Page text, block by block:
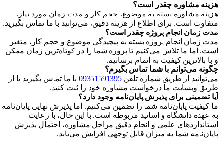
هزینه مشاوره چقدر است؟
هزینه مشاوره بسته به موضوع، حجم کار و مدت زمان مورد نیاز،
متفاوت است. برای اطلاع از هزینه دقیق، می‌توانید با ما تماس بگیرید.
مدت زمان انجام پروژه چقدر است؟
مدت زمان انجام پروژه بسته به پیچیدگی موضوع و حجم کار، متغیر
است. اما ما تلاش می‌کنیم تا پروژه شما را در کوتاه‌ترین زمان ممکن
و با بالاترین کیفیت به اتمام برسانیم.
چگونه می‌توانم با شما تماس بگیرم؟
می‌توانید از طریق شماره تلفن 09351591395 با ما تماس بگیرید یا از
طریق وبسایت ما درخواست مشاوره خود را ثبت کنید.
آیا تضمینی برای پذیرش پایان‌نامه وجود دارد؟
ما کیفیت پایان‌نامه شما را تضمین می‌کنیم. اما پذیرش نهایی پایان‌نامه
به عهده دانشگاه و اساتید مربوطه است. با این حال، با رعایت
استانداردهای علمی و انجام دقیق مراحل مشاوره، احتمال پذیرش
پایان‌نامه شما به میزان قابل توجهی افزایش می‌یابد.